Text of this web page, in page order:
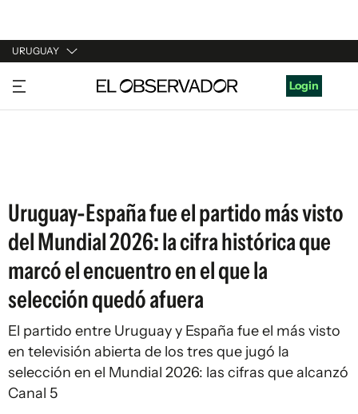
URUGUAY
URUGUAY
ARGENTINA
Login
Uruguay-España fue el partido más visto
del Mundial 2026: la cifra histórica que
marcó el encuentro en el que la
selección quedó afuera
El partido entre Uruguay y España fue el más visto
en televisión abierta de los tres que jugó la
selección en el Mundial 2026: las cifras que alcanzó
Canal 5